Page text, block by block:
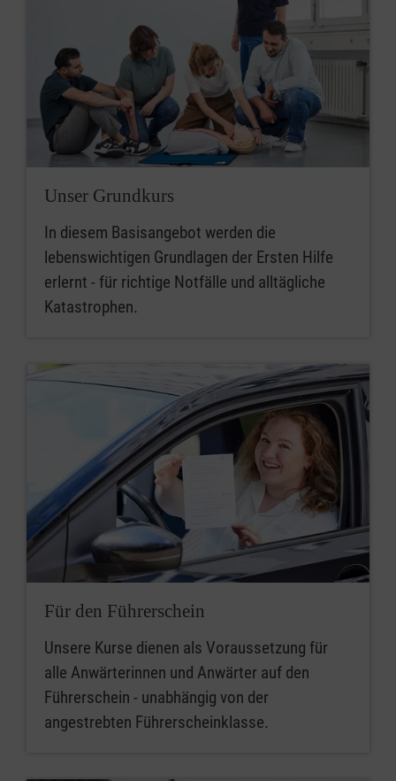
Unser Grundkurs
In diesem Basisangebot werden die
lebenswichtigen Grundlagen der Ersten Hilfe
erlernt - für richtige Notfälle und alltägliche
Katastrophen.
Für den Führerschein
Unsere Kurse dienen als Voraussetzung für
alle Anwärterinnen und Anwärter auf den
Führerschein - unabhängig von der
angestrebten Führerscheinklasse.